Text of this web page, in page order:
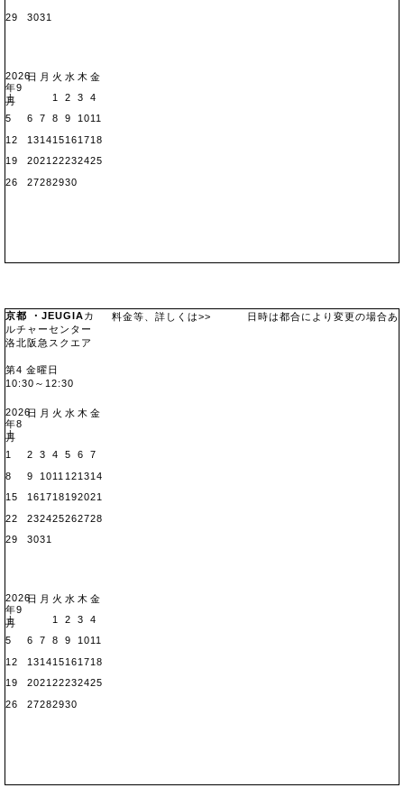
29
3031
2026
年9
月
日 月 火 水 木 金
土
1 2 3
4
5
6 7 8 9 1011
12
131415161718
19
2021 22232425
26
27282930
京都 ・JEUGIAカ
ルチャーセンター
洛北阪急スクエア
料金等、詳しくは>> 日時は都合により変更の場合
第4 金曜日
10:30～12:30
2026
年8
月
日 月 火 水 木 金
土
1
2 3 4 5 6
7
8
9 1011 121314
15
161718192021
22
232425262728
29
3031
2026
年9
月
日 月 火 水 木 金
土
1 2 3
4
5
6 7 8 9 1011
12
131415161718
19
2021 22232425
26
27282930